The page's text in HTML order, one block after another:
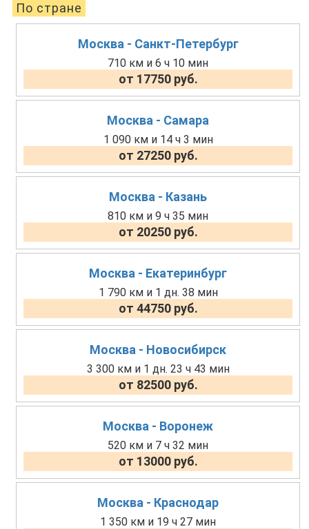
По стране
Москва - Санкт-Петербург
710 км и 6 ч 10 мин
от 17750 руб.
Москва - Самара
1 090 км и 14 ч 3 мин
от 27250 руб.
Москва - Казань
810 км и 9 ч 35 мин
от 20250 руб.
Москва - Екатеринбург
1 790 км и 1 дн. 38 мин
от 44750 руб.
Москва - Новосибирск
3 300 км и 1 дн. 23 ч 43 мин
от 82500 руб.
Москва - Воронеж
520 км и 7 ч 32 мин
от 13000 руб.
Москва - Краснодар
1 350 км и 19 ч 27 мин